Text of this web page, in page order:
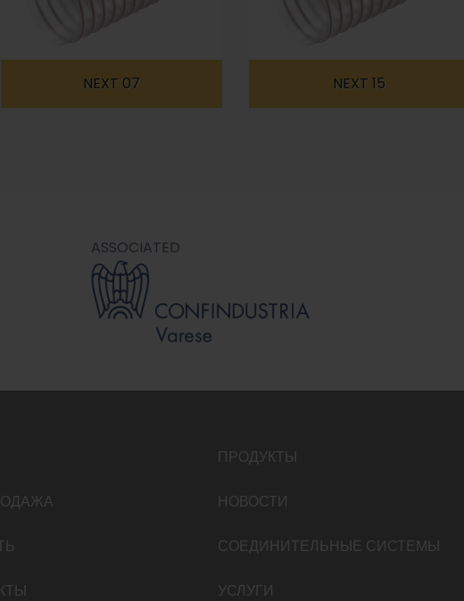
NEXT 07 NEXT 15
ASSOCIATED
ПРОДУКТЫ
НОВОСТИ
СОЕДИНИТЕЛЬНЫЕ СИСТЕМЫ
УСЛУГИ